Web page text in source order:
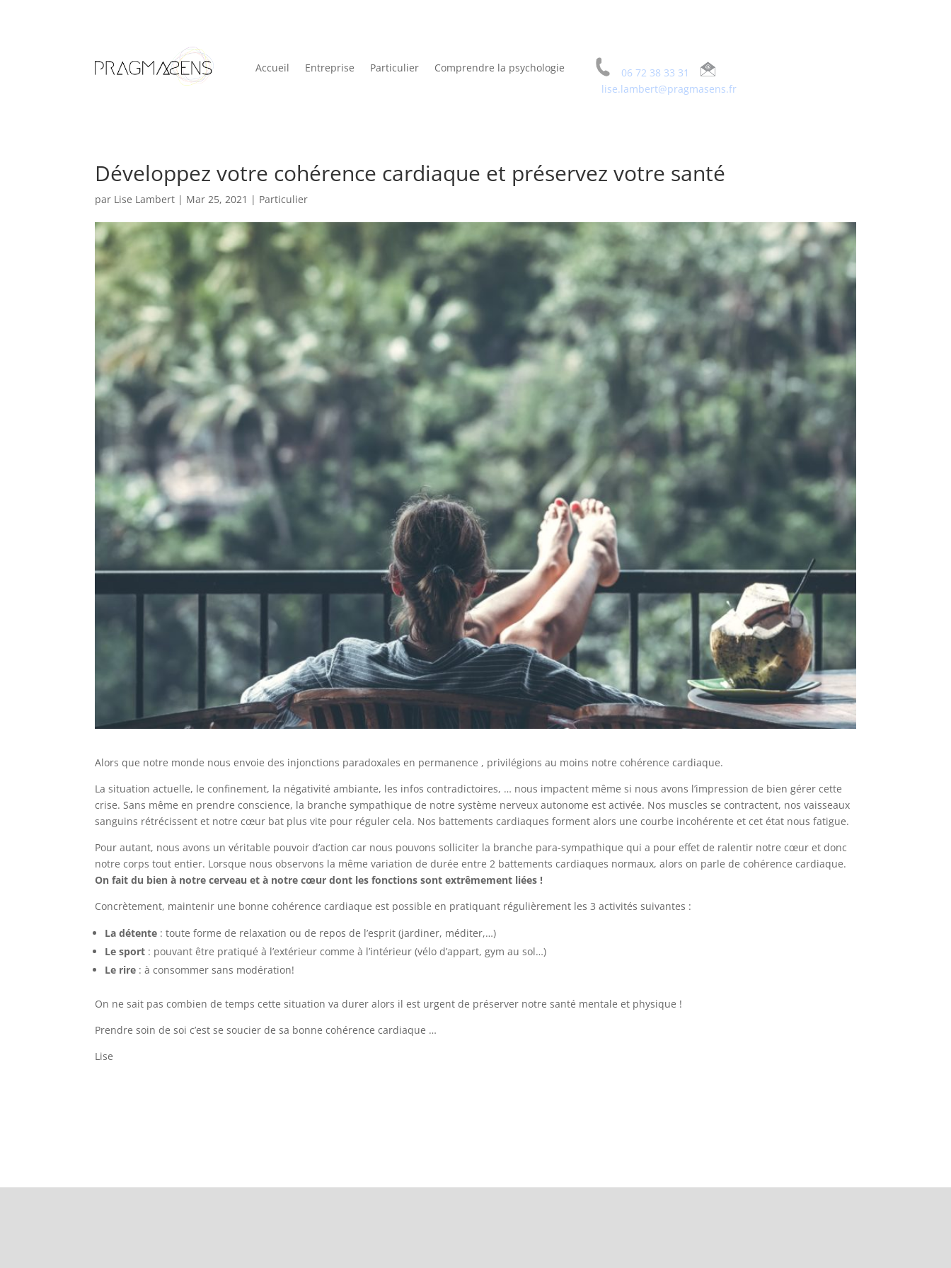
Accueil Entreprise Particulier Comprendre la psychologie
06 72 38 33 31
lise.lambert@pragmasens.fr
Développez votre cohérence cardiaque et préservez votre santé
par Lise Lambert | Mar 25, 2021 | Particulier
Alors que notre monde nous envoie des injonctions paradoxales en permanence , privilégions au moins notre cohérence cardiaque.
La situation actuelle, le confinement, la négativité ambiante, les infos contradictoires, … nous impactent même si nous avons l’impression de bien gérer cette
crise. Sans même en prendre conscience, la branche sympathique de notre système nerveux autonome est activée. Nos muscles se contractent, nos vaisseaux
sanguins rétrécissent et notre cœur bat plus vite pour réguler cela. Nos battements cardiaques forment alors une courbe incohérente et cet état nous fatigue.
Pour autant, nous avons un véritable pouvoir d’action car nous pouvons solliciter la branche para-sympathique qui a pour effet de ralentir notre cœur et donc
notre corps tout entier. Lorsque nous observons la même variation de durée entre 2 battements cardiaques normaux, alors on parle de cohérence cardiaque.
On fait du bien à notre cerveau et à notre cœur dont les fonctions sont extrêmement liées !
Concrètement, maintenir une bonne cohérence cardiaque est possible en pratiquant régulièrement les 3 activités suivantes :
La détente : toute forme de relaxation ou de repos de l’esprit (jardiner, méditer,…)
Le sport : pouvant être pratiqué à l’extérieur comme à l’intérieur (vélo d’appart, gym au sol…)
Le rire : à consommer sans modération!
On ne sait pas combien de temps cette situation va durer alors il est urgent de préserver notre santé mentale et physique !
Prendre soin de soi c’est se soucier de sa bonne cohérence cardiaque …
Lise